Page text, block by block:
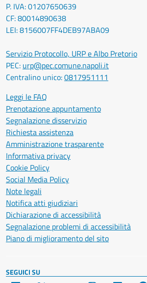
P. IVA: 01207650639
CF: 80014890638
LEI: 8156007FF4DEB97ABA09
Servizio Protocollo, URP e Albo Pretorio
PEC: urp@pec.comune.napoli.it
Centralino unico:0817951111
Leggi le FAQ
Prenotazione appuntamento
Segnalazione disservizio
Richiesta assistenza
Amministrazione trasparente
Informativa privacy
Cookie Policy
Social Media Policy
Note legali
Notifica atti giudiziari
Dichiarazione di accessibilità
Segnalazione problemi di accessibilità
Piano di miglioramento del sito
SEGUICI SU